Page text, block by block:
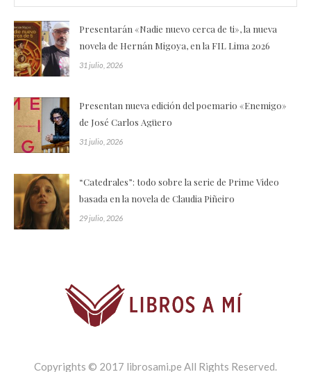
Presentarán «Nadie nuevo cerca de ti», la nueva
novela de Hernán Migoya, en la FIL Lima 2026
31 julio, 2026
Presentan nueva edición del poemario «Enemigo»
de José Carlos Agüero
31 julio, 2026
“Catedrales”: todo sobre la serie de Prime Video
basada en la novela de Claudia Piñeiro
29 julio, 2026
Copyrights © 2017 librosami.pe All Rights Reserved.